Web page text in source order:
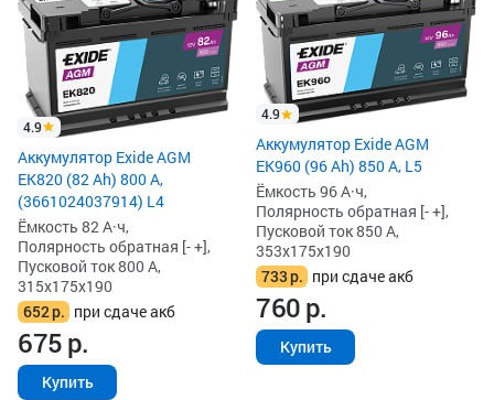
4.9
Аккумулятор Exide AGM
EK820 (82 Ah) 800 А,
(3661024037914) L4
Ёмкость 82 А·ч,
Полярность обратная [- +],
Пусковой ток 800 А,
315x175x190
652р. при сдаче акб
675р.
Купить
4.9
Аккумулятор Exide AGM
EK960 (96 Ah) 850 А, L5
Ёмкость 96 А·ч,
Полярность обратная [- +],
Пусковой ток 850 А,
353x175x190
733р. при сдаче акб
760р.
Купить